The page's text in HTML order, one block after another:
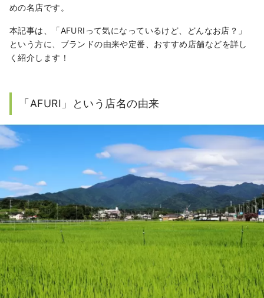
めの名店です。
本記事は、「AFURIって気になっているけど、どんなお店？」
という方に、ブランドの由来や定番、おすすめ店舗などを詳し
く紹介します！
「AFURI」という店名の由来